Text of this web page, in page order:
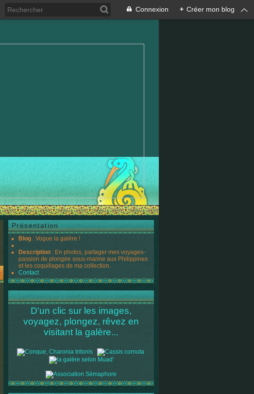
Connexion + Créer mon blog
Présentation
Blog : Vogue la galère !
Description : En photos, partager mes voyages-
passion de plongée sous-marine aux Philippines
et les coquillages de ma collection.
Contact
D'un clic sur les images,
voyagez, plongez, rêvez en
visitant la galère...